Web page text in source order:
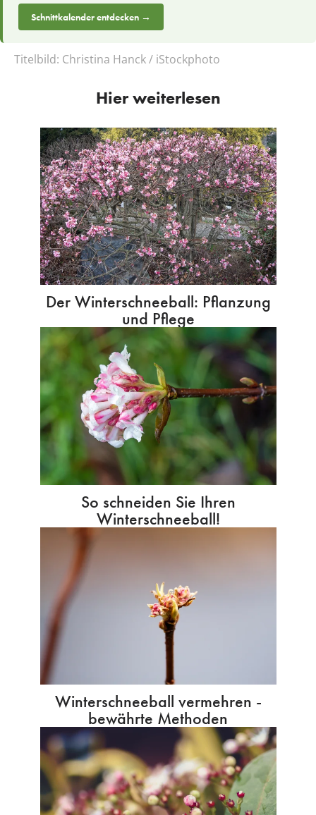
Schnittkalender entdecken →
Titelbild: Christina Hanck / iStockphoto
Hier weiterlesen
Der Winterschneeball: Pflanzung
und Pflege
So schneiden Sie Ihren
Winterschneeball!
Winterschneeball vermehren -
bewährte Methoden